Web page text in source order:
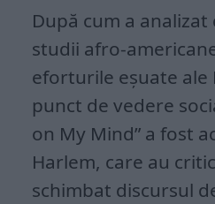
După cum a
studii afro-
eforturile eșuate ale
punct de vedere
on My Mind” a fost
Harlem, care au
schimbat discursul